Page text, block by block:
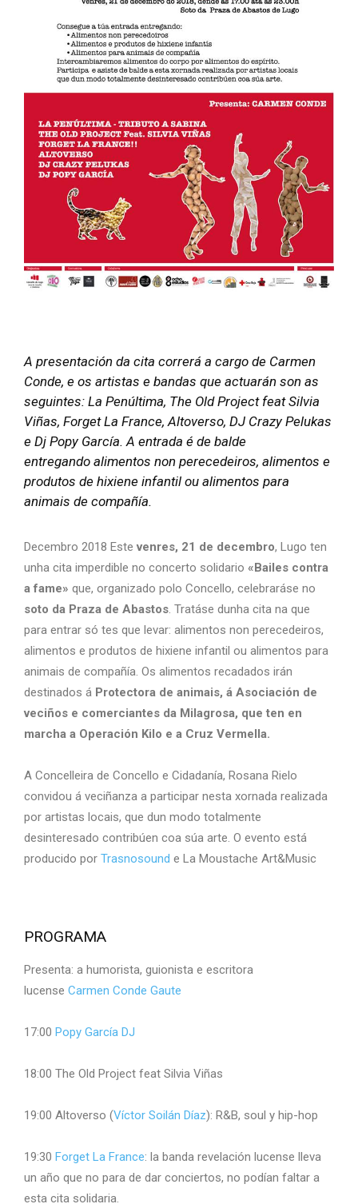
A presentación da cita correrá a cargo de Carmen
Conde, e os artistas e bandas que actuarán son as
seguintes: La Penúltima, The Old Project feat Silvia
Viñas, Forget La France, Altoverso, DJ Crazy Pelukas
e Dj Popy García. A entrada é de balde
entregando alimentos non perecedeiros, alimentos e
produtos de hixiene infantil ou alimentos para
animais de compañía.
Decembro 2018 Estevenres, 21 de decembro, Lugo ten
unha cita imperdible no concerto solidario «Bailes contra
a fame» que, organizado polo Concello, celebraráse no
soto da Praza de Abastos. Tratáse dunha cita na que
para entrar só tes que levar: alimentos non perecedeiros,
alimentos e produtos de hixiene infantil ou alimentos para
animais de compañía. Os alimentos recadados irán
destinados á Protectora de animais, á Asociación de
veciños e comerciantes da Milagrosa, que ten en
marcha a Operación Kilo e a Cruz Vermella.
A Concelleira de Concello e Cidadanía, Rosana Rielo
convidou á veciñanza a participar nesta xornada realizada
por artistas locais, que dun modo totalmente
desinteresado contribúen coa súa arte. O evento está
producido por Trasnosound e La Moustache Art&Music
PROGRAMA
Presenta: a humorista, guionista e escritora
lucense Carmen Conde Gaute
17:00 Popy García DJ
18:00 The Old Project feat Silvia Viñas
19:00 Altoverso (Víctor Soilán Díaz): R&B, soul y hip-hop
19:30 Forget La France: la banda revelación lucense lleva
un año que no para de dar conciertos, no podían faltar a
esta cita solidaria.